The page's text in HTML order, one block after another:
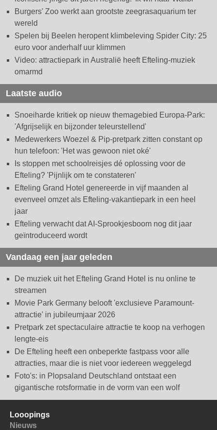
Burgers' Zoo werkt aan grootste zeegrasaquarium ter
wereld
Spelen bij Beelen heropent klimbeleving Spider City: 25
euro voor anderhalf uur klimmen
Video: attractiepark in Australië heeft Efteling-muziek
omarmd
Laatste audio
Snoeiharde kritiek op nieuw themagebied Europa-Park:
'Afgrijselijk en bijzonder teleurstellend'
Medewerkers Woezel & Pip-pretpark zitten constant op
hun telefoon: 'Het was gewoon niet oké'
Is stoppen met schoolreisjes dé oplossing voor de
Efteling? 'Pijnlijk om te constateren'
Efteling Grand Hotel genereerde in vijf maanden al
evenveel omzet als Efteling-vakantiepark in een heel
jaar
Efteling verwacht dat AI-Sprookjesboom nog dit jaar
geïntroduceerd wordt
Vandaag een jaar geleden
De muziek uit het Efteling Grand Hotel is nu online te
streamen
Movie Park Germany belooft 'exclusieve Paramount-
attractie' in jubileumjaar 2026
Pretpark zet spectaculaire attractie te koop na verhogen
lengte-eis
De Efteling heeft een onbeperkte fastpass voor alle
attracties, maar die is niet voor iedereen weggelegd
Foto's: in Plopsaland Deutschland ontstaat een
gigantische rotsformatie in de vorm van een wolf
Looopings
Nieuws